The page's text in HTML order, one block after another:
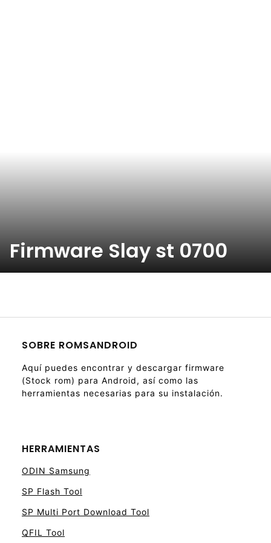
Firmware Slay st 0700
SOBRE ROMSANDROID
Aquí puedes encontrar y descargar firmware
(Stock rom) para Android, así como las
herramientas necesarias para su instalación.
HERRAMIENTAS
ODIN Samsung
SP Flash Tool
SP Multi Port Download Tool
QFIL Tool